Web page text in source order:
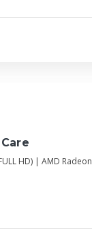
HD) | AMD Radeon